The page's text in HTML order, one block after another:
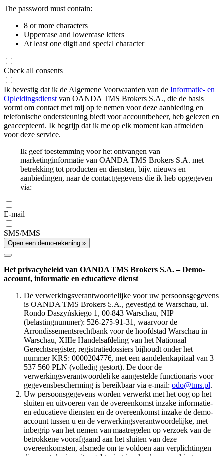
The password must contain:
8 or more characters
Uppercase and lowercase letters
At least one digit and special character
Check all consents
Ik bevestig dat ik de Algemene Voorwaarden van de Informatie- en
Opleidingsdienst van OANDA TMS Brokers S.A., die de basis
vormt om contact met mij op te nemen voor deze aanbieding en
telefonische ondersteuning biedt voor accountbeheer, heb gelezen en
geaccepteerd. Ik begrijp dat ik me op elk moment kan afmelden
voor deze service.
Ik geef toestemming voor het ontvangen van
marketinginformatie van OANDA TMS Brokers S.A. met
betrekking tot producten en diensten, bijv. nieuws en
aanbiedingen, naar de contactgegevens die ik heb opgegeven
via:
E-mail
SMS/MMS
Open een demo-rekening »
Het privacybeleid van OANDA TMS Brokers S.A. – Demo-
account, informatie en educatieve dienst
De verwerkingsverantwoordelijke voor uw persoonsgegevens
is OANDA TMS Brokers S.A., gevestigd te Warschau, ul.
Rondo Daszyńskiego 1, 00-843 Warschau, NIP
(belastingnummer): 526-275-91-31, waarvoor de
Arrondissementsrechtbank voor de hoofdstad Warschau in
Warschau, XIIIe Handelsafdeling van het Nationaal
Gerechtsregister, registratiedossiers bijhoudt onder het
nummer KRS: 0000204776, met een aandelenkapitaal van 3
537 560 PLN (volledig gestort). De door de
verwerkingsverantwoordelijke aangestelde functionaris voor
gegevensbescherming is bereikbaar via e-mail: odo@tms.pl.
Uw persoonsgegevens worden verwerkt met het oog op het
sluiten en uitvoeren van de overeenkomst inzake informatie-
en educatieve diensten en de overeenkomst inzake de demo-
account tussen u en de verwerkingsverantwoordelijke, met
inbegrip van het nemen van maatregelen op verzoek van de
betrokkene voorafgaand aan het sluiten van deze
overeenkomsten, alsmede om te voldoen aan verplichtingen